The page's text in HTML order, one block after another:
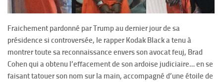
Fraichement pardonné par Trump au dernier jour de sa
présidence si controversée, le rapper Kodak Black a tenu à
montrer toute sa reconnaissance envers son avocat feuj, Brad
Cohen qui a obtenu l’effacement de son ardoise judiciaire… en se
faisant tatouer son nom sur la main, accompagné d’une étoile de